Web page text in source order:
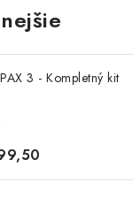
3 - Kompletný kit